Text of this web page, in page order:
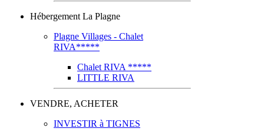
Hébergement La Plagne
Plagne Villages - Chalet
RIVA*****
Chalet RIVA *****
LITTLE RIVA
VENDRE, ACHETER
INVESTIR à TIGNES